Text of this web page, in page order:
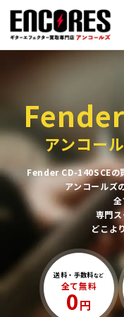
アンコー
Fender CD-140SCEの
アンコールズ
全
専門ス
どこよ
送料・手数料など
全て無料
0円